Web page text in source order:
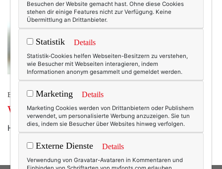
BEAUTY & FASHION
Wochenend-Wow: Black is beautiful!
Hach, Herbst kann so schön sein! (gefunden bei etsy)
Besuchen der Website gemacht hast. Ohne diese Cookies
stehen dir einige Features nicht zur Verfügung. Keine
Übermittlung an Drittanbieter.
Statistik Details
Statistik-Cookies helfen Webseiten-Besitzern zu verstehen,
wie Besucher mit Webseiten interagieren, indem
Informationen anonym gesammelt und gemeldet werden.
Marketing Details
Marketing Cookies werden von Drittanbietern oder Publishern
verwendet, um personalisierte Werbung anzuzeigen. Sie tun
dies, indem sie Besucher über Websites hinweg verfolgen.
Externe Dienste Details
Verwendung von Gravatar-Avataren in Kommentaren und